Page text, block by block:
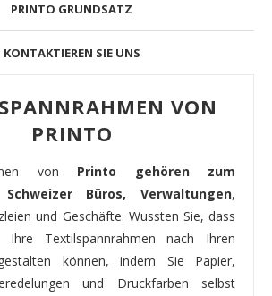
PRINTO GRUNDSATZ
KONTAKTIEREN SIE UNS
VON
PRINTO
von Printo gehören zum
Büros, Verwaltungen,
und Geschäfte. Wussten Sie, dass
Textilspannrahmen nach Ihren
können, indem Sie Papier,
und Druckfarben selbst